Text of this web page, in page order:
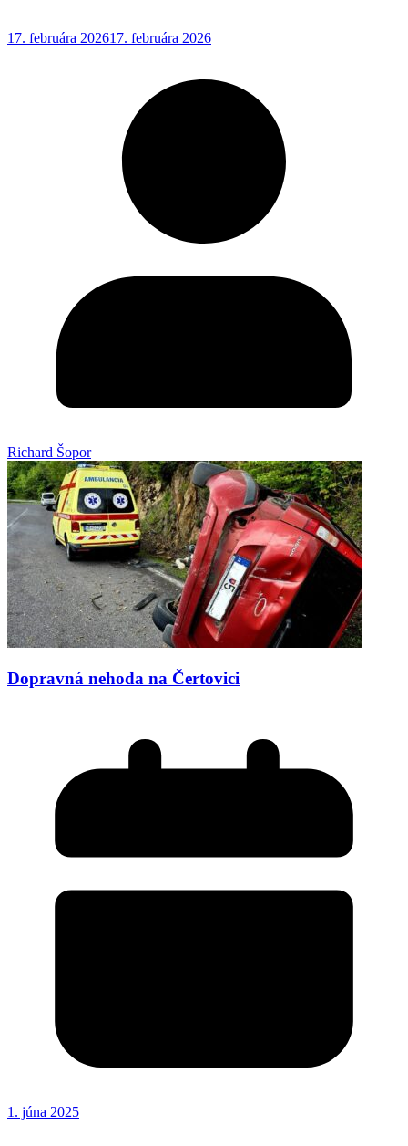
17. februára 202617. februára 2026
Richard Šopor
Dopravná nehoda na Čertovici
1. júna 2025